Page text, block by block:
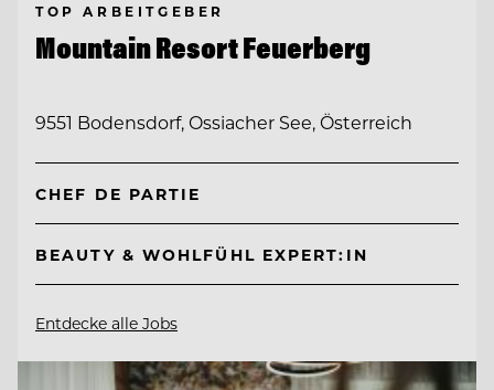
TOP ARBEITGEBER
Mountain Resort Feuerberg
9551 Bodensdorf, Ossiacher See, Österreich
CHEF DE PARTIE
BEAUTY & WOHLFÜHL EXPERT:IN
Entdecke alle Jobs